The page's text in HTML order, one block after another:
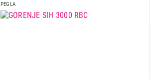
PEGLA